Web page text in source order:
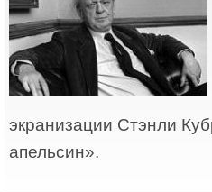
экранизации Стэнли
апельсин».